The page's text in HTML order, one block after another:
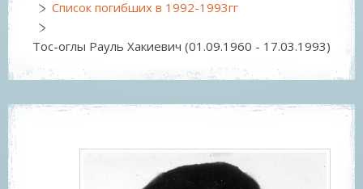
Список погибших в 1992-1993гг
Тос-оглы Рауль Хакиевич (01.09.1960 - 17.03.1993)